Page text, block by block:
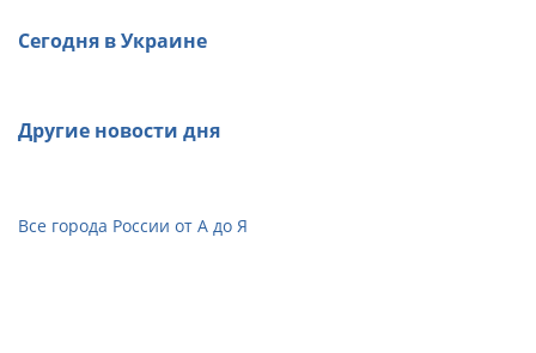
Сегодня в Украине
Другие новости дня
Все города России от А до Я